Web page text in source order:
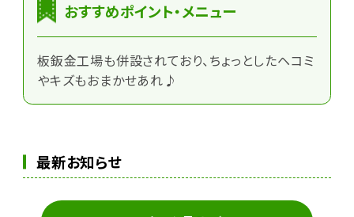
おすすめポイント・メニュー
板鈑金工場も併設されており、ちょっとしたヘコミ
やキズもおまかせあれ♪
最新お知らせ